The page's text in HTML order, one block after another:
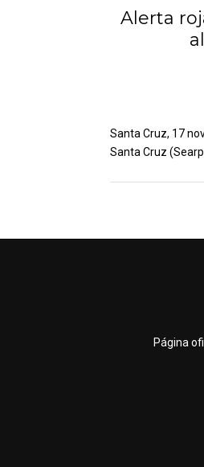
Alerta
Santa Cruz, 17
Santa Cruz
Página